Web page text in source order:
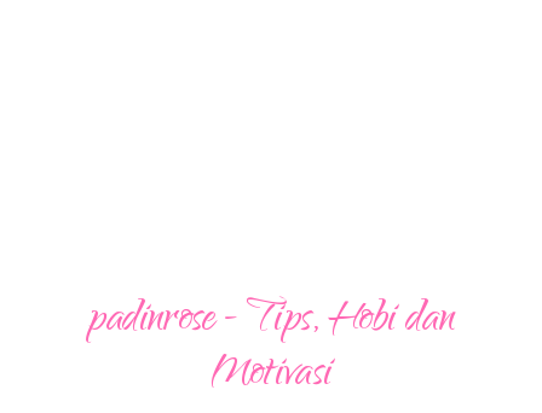
padinrose - Tips, Hobi dan
Motivasi